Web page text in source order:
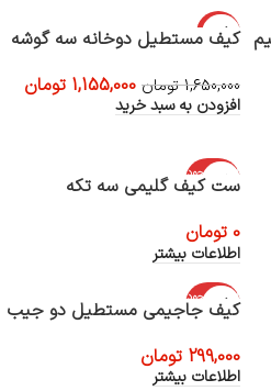
-30%
کیف مستطیل دوخانه سه گوشه
1,650,000 تومان 1,155,000 تومان
افزودن به سبد خرید
اتمام موجود
ی
ست کیف گلیمی سه تکه
0 تومان
اطلاعات بیشتر
اتمام موجود
ی
کیف جاجیمی مستطیل دو جیب
299,000 تومان
اطلاعات بیشتر